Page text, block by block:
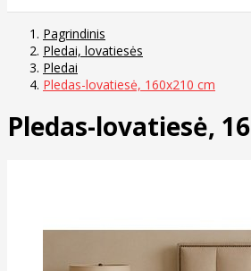
Pagrindinis
Pledai, lovatiesės
Pledai
Pledas-lovatiesė, 160x210 cm
Pledas-lovatiesė,